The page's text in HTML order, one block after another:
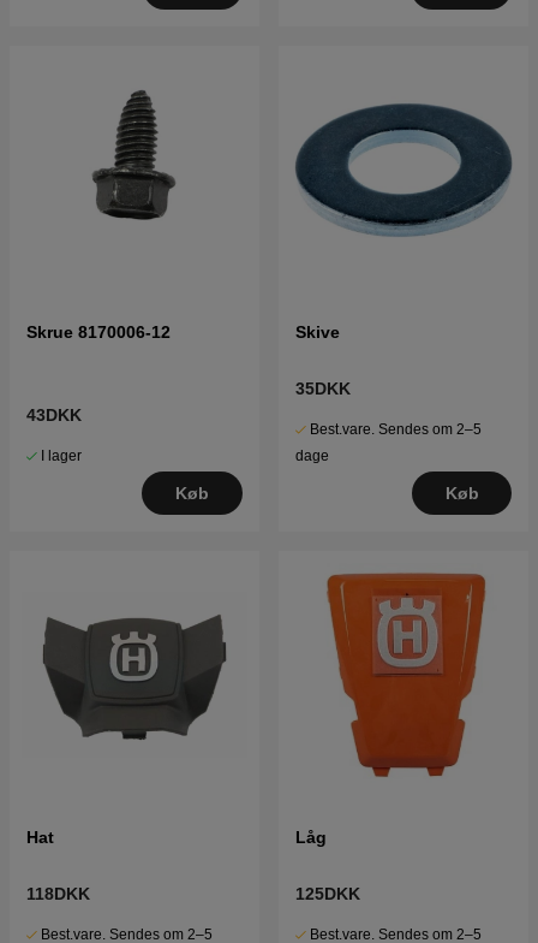
Skrue 8170006-12
43DKK
I lager
Køb
Skive
35DKK
Best.vare. Sendes om 2–5
dage
Køb
Hat
118DKK
Best.vare. Sendes om 2–5
Låg
125DKK
Best.vare. Sendes om 2–5